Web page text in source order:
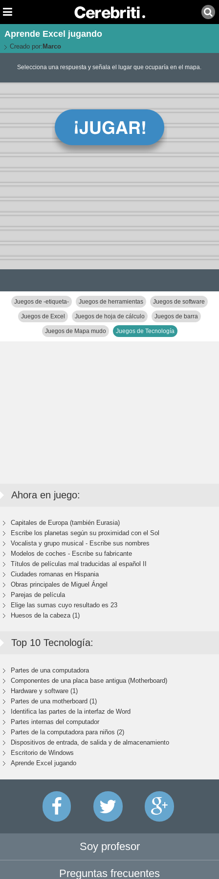
Aprende Excel jugando
Creado por: Marco
Selecciona una respuesta y señala el lugar que ocuparía en el mapa.
Juegos de -etiqueta- Juegos de herramientas Juegos de software
Juegos de Excel Juegos de hoja de cálculo Juegos de barra
Juegos de Mapa mudo Juegos de Tecnología
Ahora en juego:
Capitales de Europa (también Eurasia)
Escribe los planetas según su proximidad con el Sol
Vocalista y grupo musical - Escribe sus nombres
Modelos de coches - Escribe su fabricante
Títulos de películas mal traducidas al español II
Ciudades romanas en Hispania
Obras principales de Miguel Ángel
Parejas de película
Elige las sumas cuyo resultado es 23
Huesos de la cabeza (1)
Top 10 Tecnología:
Partes de una computadora
Componentes de una placa base antigua (Motherboard)
Hardware y software (1)
Partes de una motherboard (1)
Identifica las partes de la interfaz de Word
Partes internas del computador
Partes de la computadora para niños (2)
Dispositivos de entrada, de salida y de almacenamiento
Escritorio de Windows
Aprende Excel jugando
Soy profesor
Preguntas frecuentes